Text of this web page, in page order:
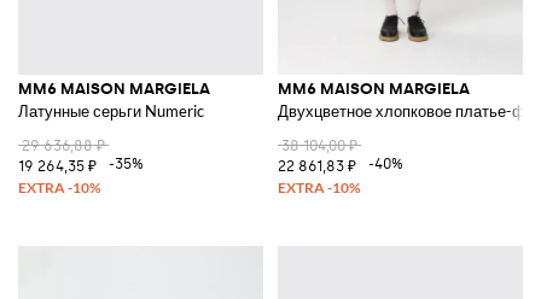
MM6 MAISON MARGIELA
Латунные серьги Numeric
29 636,88 ₽
19 264,35 ₽
-35%
MM6 MAISON MARGIELA
Двухцветное хлопковое платье-
38 104,00 ₽
22 861,83 ₽
-40%